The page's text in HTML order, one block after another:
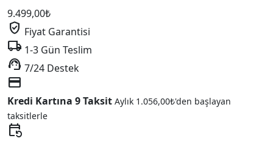
9.499,00₺
verified_user Fiyat Garantisi
local_shipping 1-3 Gün Teslim
support_agent 7/24 Destek
credit_card
Kredi Kartına 9 Taksit Aylık 1.056,00₺'den başlayan
taksitlerle
event_repeat